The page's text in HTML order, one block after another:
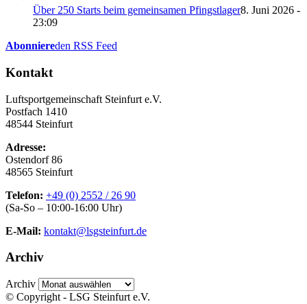
Über 250 Starts beim gemeinsamen Pfingstlager8. Juni 2026 -
23:09
Abonniereden RSS Feed
Kontakt
Luftsportgemeinschaft Steinfurt e.V.
Postfach 1410
48544 Steinfurt
Adresse:
Ostendorf 86
48565 Steinfurt
Telefon: +49 (0) 2552 / 26 90
(Sa-So – 10:00-16:00 Uhr)
E-Mail: kontakt@lsgsteinfurt.de
Archiv
Archiv
© Copyright - LSG Steinfurt e.V.